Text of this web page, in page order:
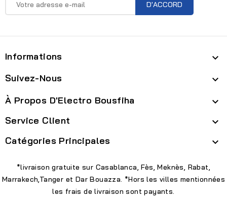
Informations 
Suivez-Nous 
À Propos D'Electro Bousfiha 
Service Client 
Catégories Principales 
*livraison gratuite sur Casablanca, Fès, Meknès, Rabat,
Marrakech,Tanger et Dar Bouazza. *Hors les villes mentionnées
les frais de livraison sont payants.